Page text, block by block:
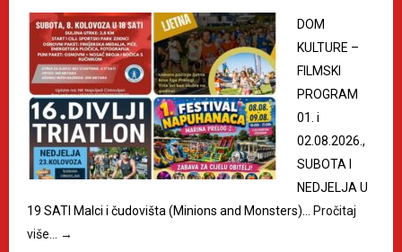
DOM
KULTURE –
FILMSKI
PROGRAM
01. i
02.08.2026.,
SUBOTA I
NEDJELJA U
19 SATI Malci i čudovišta (Minions and Monsters)…
Pročitaj
više…
→